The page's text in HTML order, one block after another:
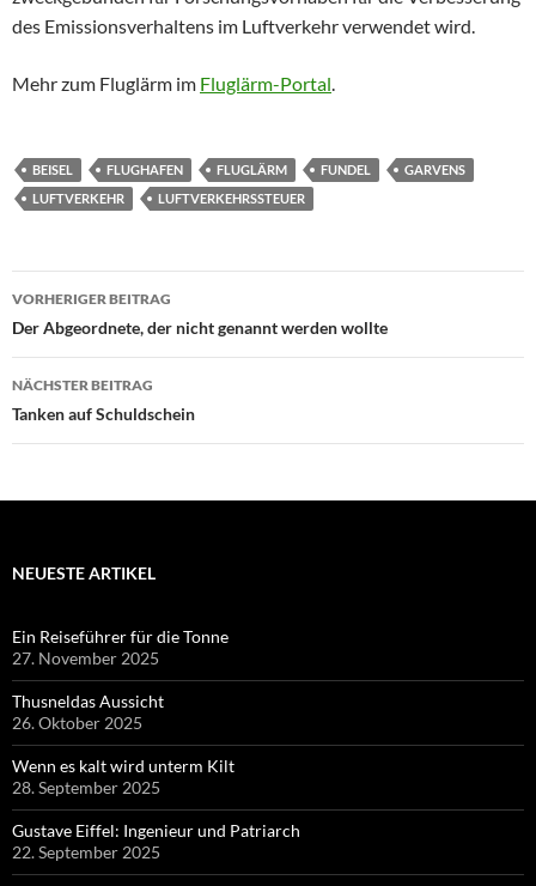
des Emissionsverhaltens im Luftverkehr verwendet wird.
Mehr zum Fluglärm im Fluglärm-Portal
BEISEL FLUGHAFEN FLUGLÄRM FUNDEL
GARVENS
LUFTVERKEHR
LUFTVERKEHRSSTEUER
Beitragsnavigation
VORHERIGER BEITRAG
Der Abgeordnete, der nicht genannt werden wollte
NÄCHSTER BEITRAG
Tanken auf Schuldschein
NEUESTE ARTIKEL
Ein Reiseführer für die Tonne
27. November 2025
Thusneldas Aussicht
26. Oktober 2025
Wenn es kalt wird unterm Kilt
28. September 2025
Gustave Eiffel: Ingenieur und Patriarch
22. September 2025